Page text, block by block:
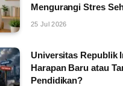
Mengurangi Stres
25 Jul 2026
Universitas Republik
Harapan Baru atau
Pendidikan?